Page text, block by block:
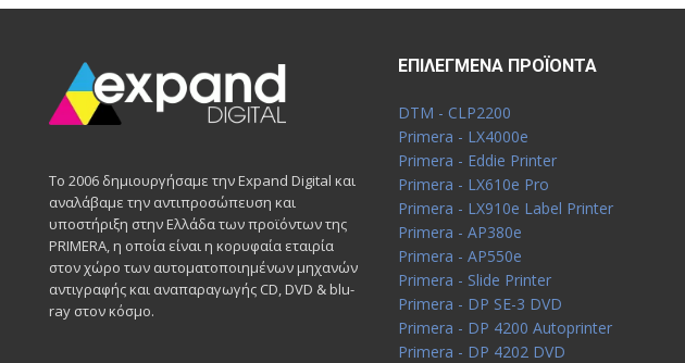
Το 2006 δημιουργήσαμε την Expand Digital και
αναλάβαμε την αντιπροσώπευση και
υποστήριξη στην Ελλάδα των προϊόντων της
PRIMERA, η οποία είναι η κορυφαία εταιρία
στον χώρο των αυτοματοποιημένων μηχανών
αντιγραφής και αναπαραγωγής CD, DVD & blu-
ray στον κόσμο.
ΕΠΙΛΕΓΜΈΝΑ ΠΡΟΪΌΝΤΑ
DTM - CLP2200
Primera - LX4000e
Primera - Eddie Printer
Primera - LX610e Pro
Primera - LX910e Label Printer
Primera - AP380e
Primera - AP550e
Primera - Slide Printer
Primera - DP SE-3 DVD
Primera - DP 4200 Autoprinter
Primera - DP 4202 DVD